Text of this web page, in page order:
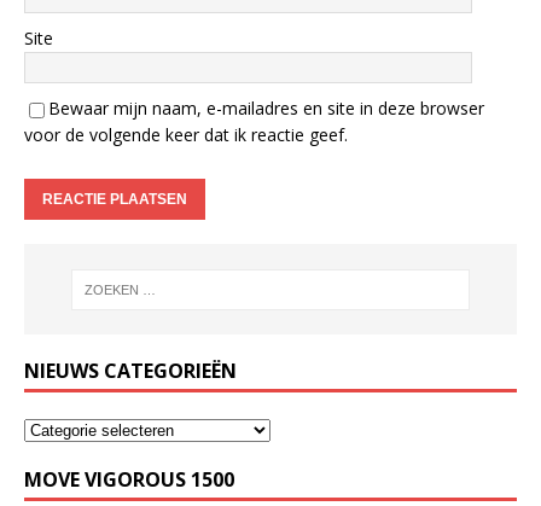
Site
Bewaar mijn naam, e-mailadres en site in deze browser
voor de volgende keer dat ik reactie geef.
NIEUWS CATEGORIEËN
MOVE VIGOROUS 1500